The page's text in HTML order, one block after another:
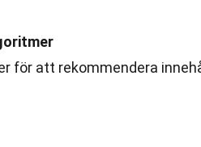
för att rekommendera